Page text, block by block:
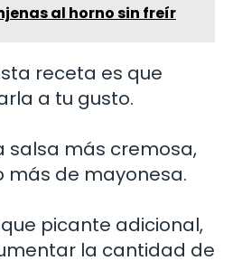
al horno sin freír
receta es que
a tu gusto.
salsa más cremosa,
más de mayonesa.
picante adicional,
la cantidad de